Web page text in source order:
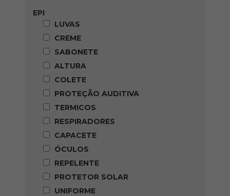
EPI
LUVAS
CREME
SABONETE
ALTURA
COLETE
PROTEÇÃO AUDITIVA
TERMICOS
RESPIRADORES
CAPACETE
ÓCULOS
REPELENTE
PROTETOR SOLAR
UNIFORME